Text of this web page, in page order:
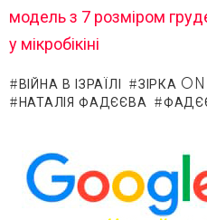
модель з 7 розміром
у мікробікіні
ВІЙНА В ІЗРАЇЛІ
ЗІРКА
НАТАЛІЯ ФАДЄЄВА